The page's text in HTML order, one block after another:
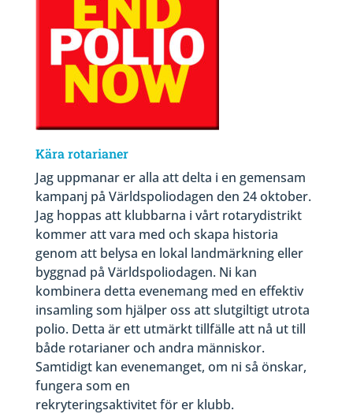
Kära rotarianer
Jag uppmanar er alla att delta i en gemensam
kampanj på Världspoliodagen den 24 oktober.
Jag hoppas att klubbarna i vårt rotarydistrikt
kommer att vara med och skapa historia
genom att belysa en lokal landmärkning eller
byggnad på Världspoliodagen. Ni kan
kombinera detta evenemang med en effektiv
insamling som hjälper oss att slutgiltigt utrota
polio. Detta är ett utmärkt tillfälle att nå ut till
både rotarianer och andra människor.
Samtidigt kan evenemanget, om ni så önskar,
fungera som en
rekryteringsaktivitet för er klubb.